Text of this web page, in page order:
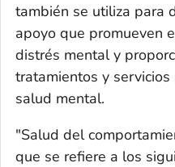
también se utiliza para
apoyo que promueven
distrés mental y
tratamientos y
salud mental.
"Salud del
que se refiere a los